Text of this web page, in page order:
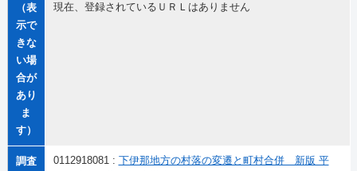
（表
示で
きな
い場
合が
あり
ま
す）
現在、登録されているＵＲＬはありません
調査
0112918081 : 下伊那地方の村落の変遷と町村合併 新版 平